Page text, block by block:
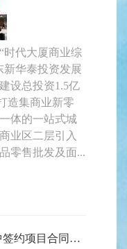
时代大厦商业综
新华泰投资发展
设总投资1.5亿
造集商业新零
体的一站式城
业区二层引入
零售批发及面...
第八届西洽会在重庆开幕 集中签约项目合同额超1000亿元